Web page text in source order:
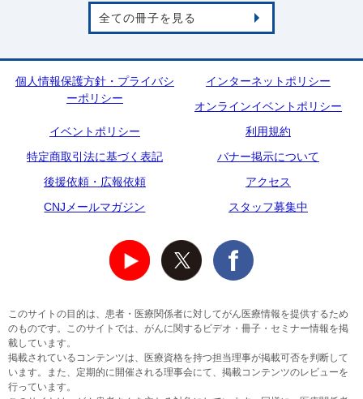
全ての冊子を見る
個人情報保護方針・プライバシ
ーポリシー
インターネットポリシー
オンラインイベントポリシー
イベントポリシー
利用規約
特定商取引法に基づく表記
バナー掲示について
後援依頼・広報依頼
アクセス
CNJメールマガジン
スタッフ募集中
このサイトの目的は、患者・医療関係者に対してがん医療情報を提供するため
のものです。このサイトでは、がんに関するビデオ・冊子・セミナー情報を掲
載しています。
掲載されているコンテンツは、医療資格を持つ担当理事が掲載可否を判断して
います。また、定期的に開催される理事会にて、掲載コンテンツのレビューを
行っています。